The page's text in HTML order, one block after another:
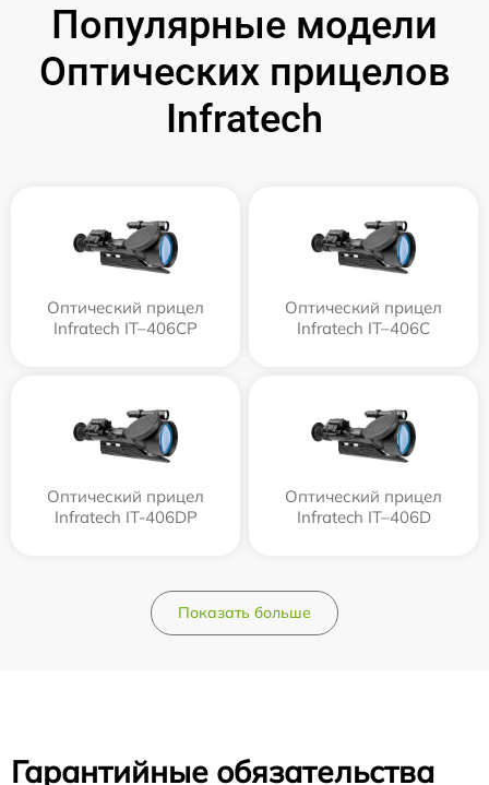
Популярные модели
Оптических прицелов
Infratech
Оптический прицел
Infratech IT–406СP
Оптический прицел
Infratech IT–406С
Оптический прицел
Infratech IT-406DP
Оптический прицел
Infratech IT–406D
Показать больше
Гарантийные обязательства